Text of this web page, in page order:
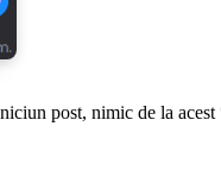
post, nimic de la acest